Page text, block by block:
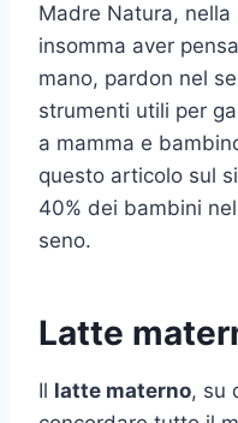
Madre Natura,
insomma aver
mano, pardon nel
strumenti utili per
a mamma e
questo articolo sul
40% dei bambini
seno.
Latte
Il latte materno, su